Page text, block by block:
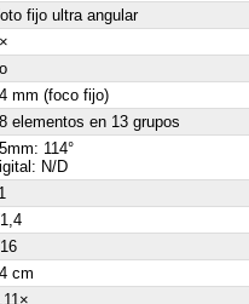
fijo ultra angular
mm (foco fijo)
elementos en 13 grupos
114°
N/D
cm